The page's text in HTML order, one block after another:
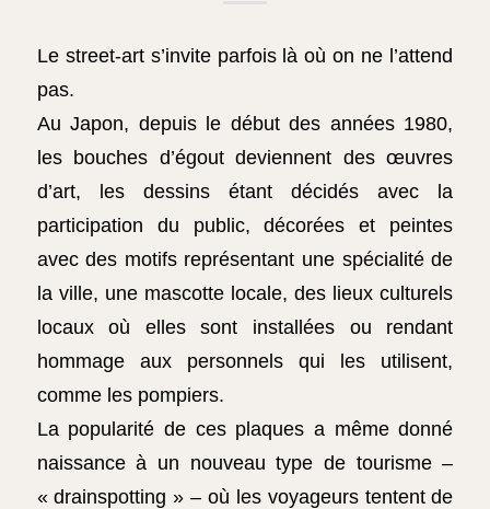
Le street-art s’invite parfois là où on ne l’attend
pas.
Au Japon, depuis le début des années 1980,
les bouches d’égout deviennent des œuvres
d’art, les dessins étant décidés avec la
participation du public, décorées et peintes
avec des motifs représentant une spécialité de
la ville, une mascotte locale, des lieux culturels
locaux où elles sont installées ou rendant
hommage aux personnels qui les utilisent,
comme les pompiers.
La popularité de ces plaques a même donné
naissance à un nouveau type de tourisme –
« drainspotting » – où les voyageurs tentent de